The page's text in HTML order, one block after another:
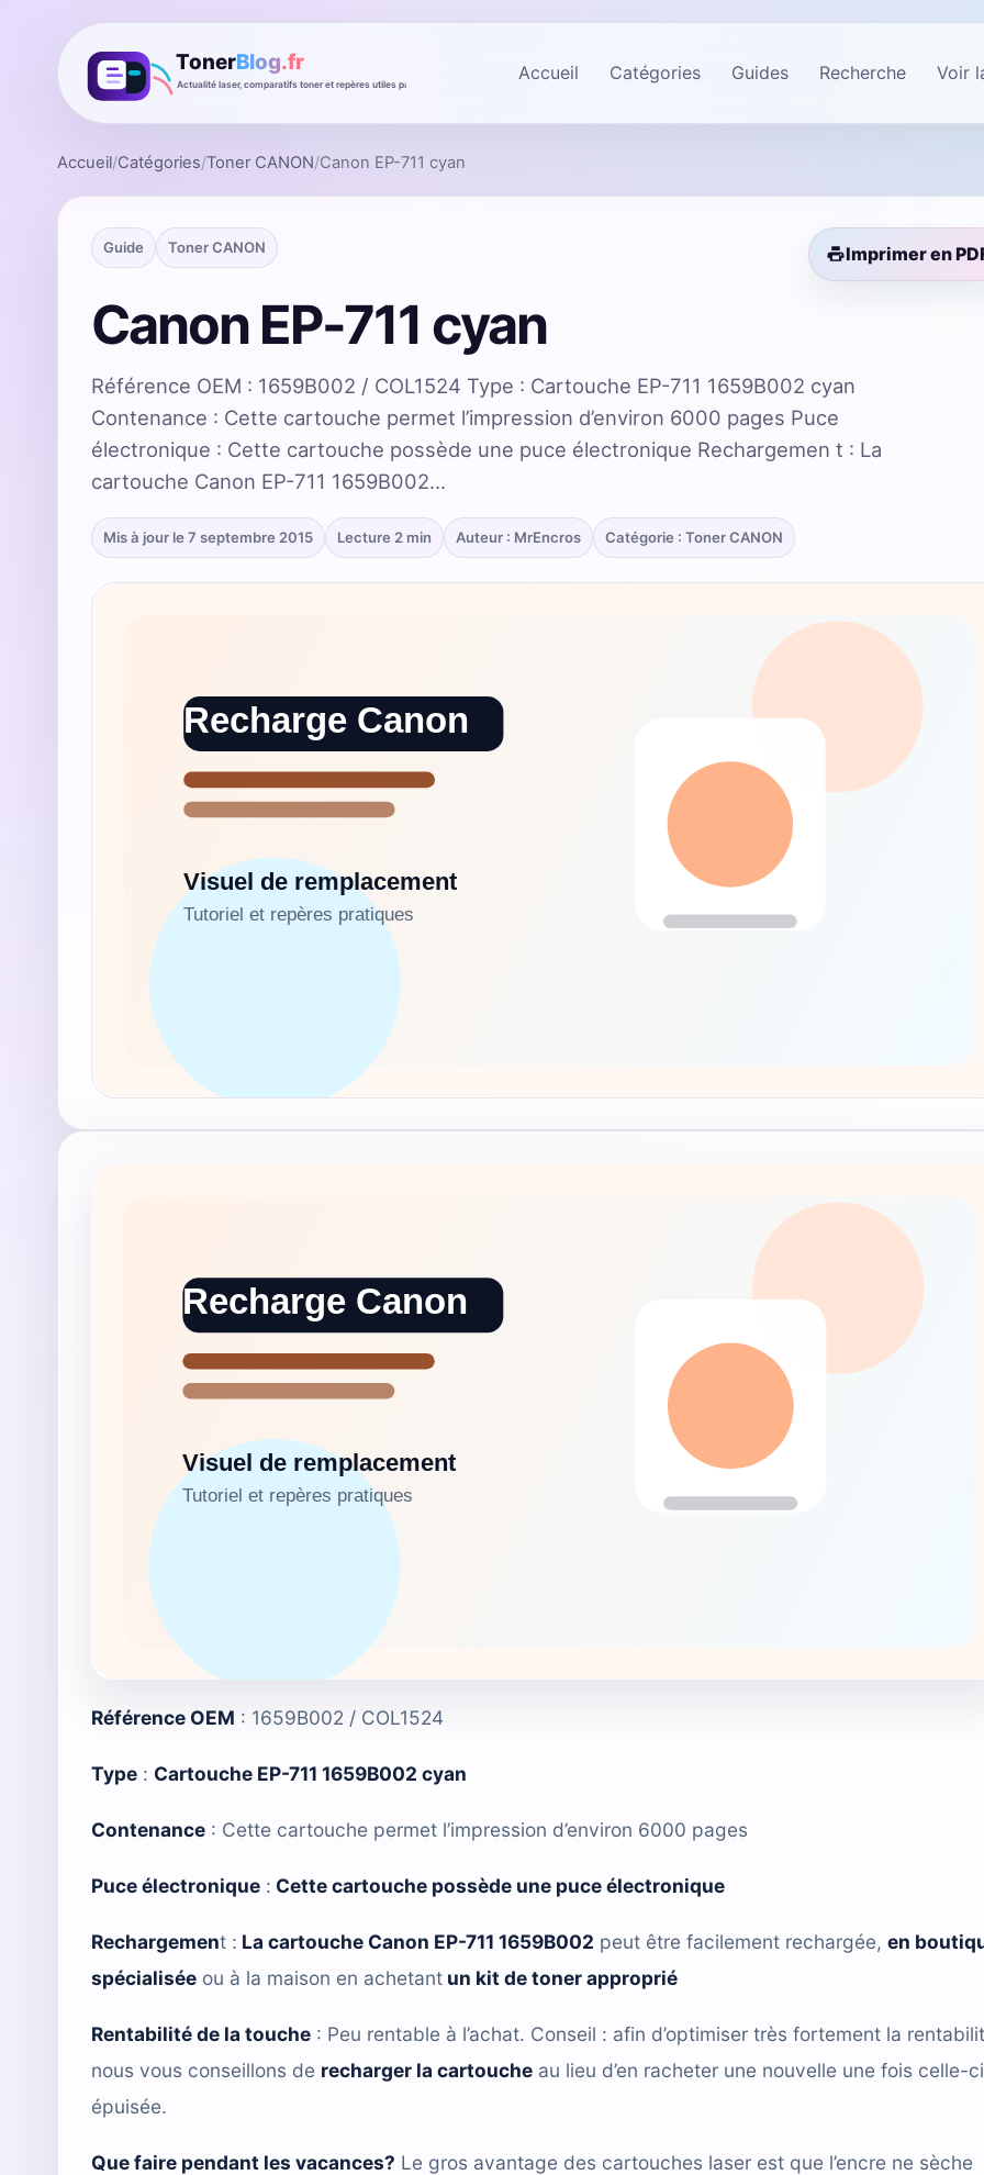
Accueil Catégories Guides Recherche Voir
Accueil/Catégories/Toner CANON/Canon EP-711 cyan
Guide Toner CANON Imprimer en
Canon EP-711 cyan
Référence OEM : 1659B002 / COL1524 Type : Cartouche EP-711 1659B002 cyan
Contenance : Cette cartouche permet l’impression d’environ 6000 pages Puce
électronique : Cette cartouche possède une puce électronique Rechargemen t : La
cartouche Canon EP-711 1659B002…
Mis à jour le 7 septembre 2015 Lecture 2 min Auteur : MrEncros Catégorie : Toner CANON
Référence OEM : 1659B002 / COL1524
Type : Cartouche EP-711 1659B002 cyan
Contenance : Cette cartouche permet l’impression d’environ 6000 pages
Puce électronique : Cette cartouche possède une puce électronique
Rechargement : La cartouche Canon EP-711 1659B002 peut être facilement rechargée, en
spécialisée ou à la maison en achetant un kit de toner approprié
Rentabilité de la touche : Peu rentable à l’achat. Conseil : afin d’optimiser très fortement la
nous vous conseillons de recharger la cartouche au lieu d’en racheter une nouvelle une fois celle-ci
épuisée.
Que faire pendant les vacances? Le gros avantage des cartouches laser est que l’encre ne sèche